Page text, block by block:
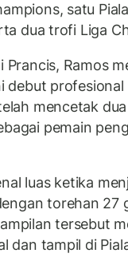
satu
dua trofi Liga
Prancis, Ramos
debut
mencetak
pemain
luas ketika
torehan 27
tersebut
dan tampil di